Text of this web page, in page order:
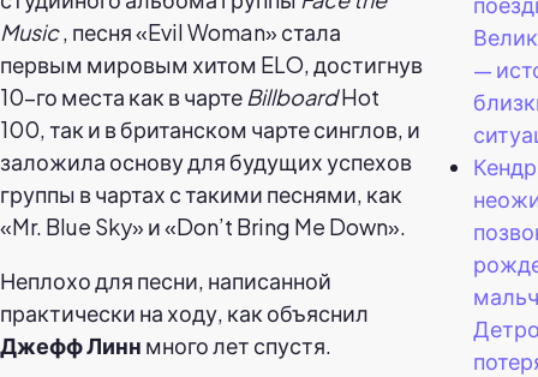
Music, песня «Evil Woman» стала
первым мировым хитом ELO, достигнув
10-го места как в чарте BillboardHot
100, так и в британском чарте синглов, и
заложила основу для будущих успехов
группы в чартах с такими песнями, как
«Mr. Blue Sky» и «Don’t Bring Me Down».
Неплохо для песни, написанной
практически на ходу, как объяснил
Джефф Линн много лет спустя.
—